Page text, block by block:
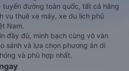
đường toàn quốc, tất cả hãng
vụ thuê xe máy, xe du lịch phủ
Nam.
đầy đủ, minh bạch cùng vô vàn
sánh và lựa chọn phương án di
và phù hợp nhất.